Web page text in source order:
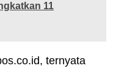
11
ternyata